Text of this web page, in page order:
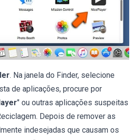
. Na janela do Finder, selecione
de aplicações, procure por
" ou outras aplicações suspeitas
Depois de remover as
indesejadas que causam os